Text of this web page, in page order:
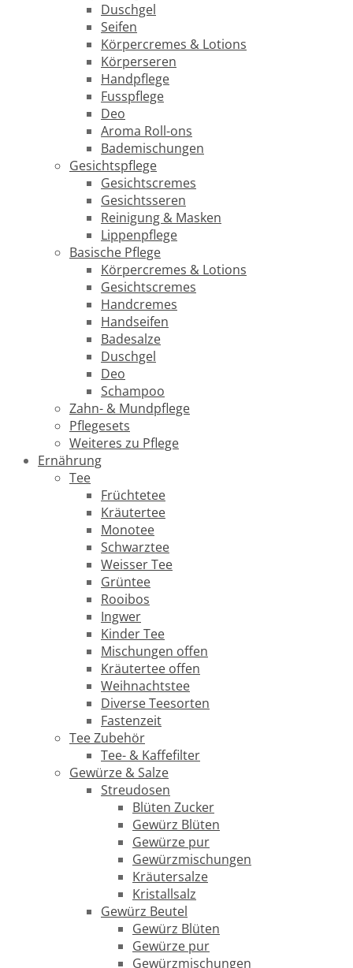
Duschgel
Seifen
Körpercremes & Lotions
Körperseren
Handpflege
Fusspflege
Deo
Aroma Roll-ons
Bademischungen
Gesichtspflege
Gesichtscremes
Gesichtsseren
Reinigung & Masken
Lippenpflege
Basische Pflege
Körpercremes & Lotions
Gesichtscremes
Handcremes
Handseifen
Badesalze
Duschgel
Deo
Schampoo
Zahn- & Mundpflege
Pflegesets
Weiteres zu Pflege
Ernährung
Tee
Früchtetee
Kräutertee
Monotee
Schwarztee
Weisser Tee
Grüntee
Rooibos
Ingwer
Kinder Tee
Mischungen offen
Kräutertee offen
Weihnachtstee
Diverse Teesorten
Fastenzeit
Tee Zubehör
Tee- & Kaffefilter
Gewürze & Salze
Streudosen
Blüten Zucker
Gewürz Blüten
Gewürze pur
Gewürzmischungen
Kräutersalze
Kristallsalz
Gewürz Beutel
Gewürz Blüten
Gewürze pur
Gewürzmischungen